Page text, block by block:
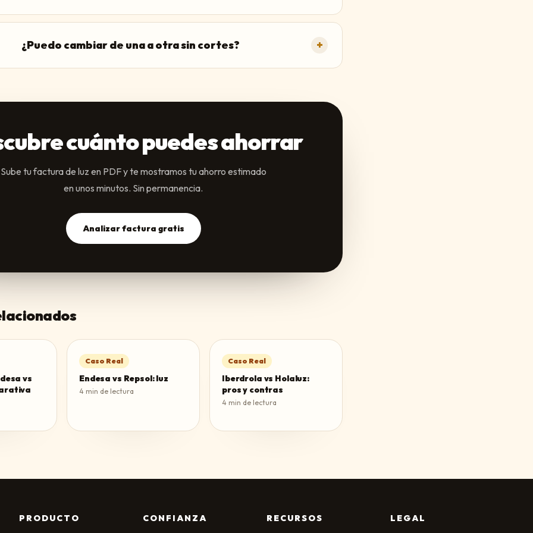
¿Puedo cambiar de una a otra sin cortes? +
cuánto puedes ahorrar
Sube tu factura de luz en PDF y te mostramos tu ahorro estimado
en unos minutos. Sin permanencia.
Analizar factura gratis
vs
Caso Real
Endesa vs Repsol: luz
4 min de lectura
Caso Real
Iberdrola vs Holaluz:
pros y contras
4 min de lectura
PRODUCTO CONFIANZA RECURSOS LEGAL